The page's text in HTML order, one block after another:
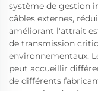
système de gestion
câbles externes,
améliorant l'attrait
de transmission
environnementaux.
peut accueillir
de différents